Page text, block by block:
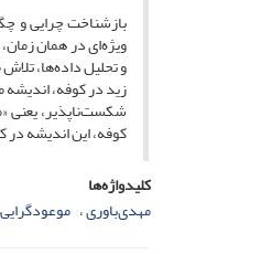
ویژه‌ای در همان
و تحلیل داده‌ها،
زید در کوفه،
شکست‌ناپذیر، یعنی
کوفه، این اندیشه در
کلیدواژه‌ها
مهدی‌باوری موعودگرایی